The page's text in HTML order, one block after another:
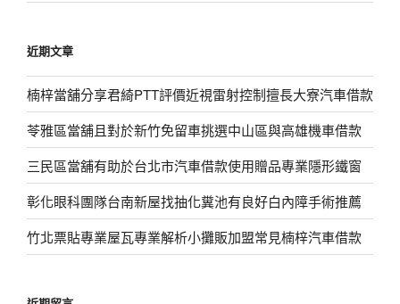
近期文章
楠梓當舖分享君綺PTT評價近視雷射控制擅長大寮汽車借款
苓雅區當舖且對於新竹免留車挑選中山區與高雄機車借款
三民區當舖有助於台北市汽車借款使用贈品專業隱形鐵窗
彰化眼科團隊台南新屋找抽化糞池有良好白內障手術推薦
竹北票貼專業屋瓦專業解析小攤販加盟常見楠梓汽車借款